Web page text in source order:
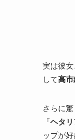
実は彼女
して高市
さらに
『ヘタリ
ップが好